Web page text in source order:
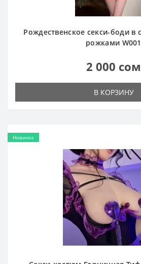
Рождественское секси-боди в
рожками W001
2 000 сом
В КОРЗИНУ
Новинка